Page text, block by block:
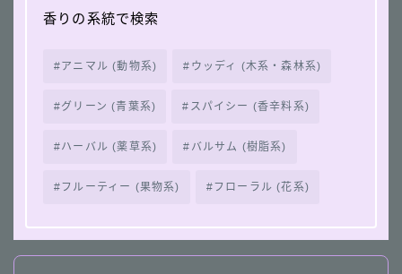
香りの系統で検索
アニマル (動物系) ウッディ (木系・森林系)
グリーン (青葉系) スパイシー (香辛料系)
ハーバル (薬草系) バルサム (樹脂系)
フルーティー (果物系) フローラル (花系)